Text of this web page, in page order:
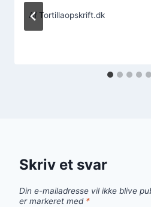
Af Tortillaopskrift.dk
Skriv et svar
Din e-mailadresse vil ikke blive
er markeret med *